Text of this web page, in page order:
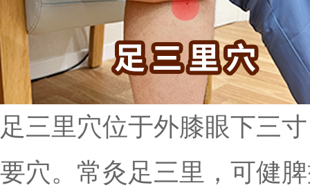
足三里穴位于外膝眼下三
要穴。常灸足三里，可健